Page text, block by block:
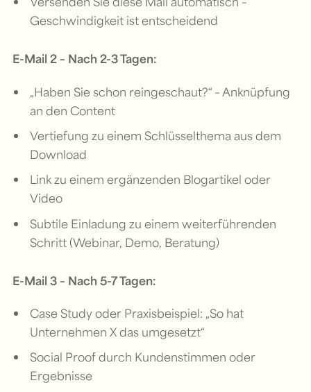
Geschwindigkeit ist entscheidend
E-Mail 2 – Nach 2-3 Tagen:
„Haben Sie schon reingeschaut?“ – Anknüpfung
an den Content
Vertiefung zu einem Schlüsselthema aus dem
Download
Link zu einem ergänzenden Blogartikel oder
Video
Subtile Einladung zu einem weiterführenden
Schritt (Webinar, Demo, Beratung)
E-Mail 3 – Nach 5-7 Tagen:
Case Study oder Praxisbeispiel: „So hat
Unternehmen X das umgesetzt“
Social Proof durch Kundenstimmen oder
Ergebnisse